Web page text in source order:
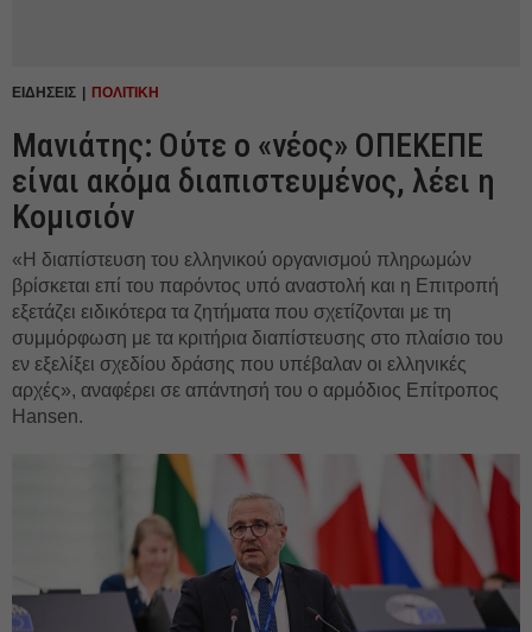
ΕΙΔΗΣΕΙΣ ΠΟΛΙΤΙΚΗ
Μανιάτης: Ούτε ο «νέος» ΟΠΕΚΕΠΕ
είναι ακόμα διαπιστευμένος, λέει η
Κομισιόν
«Η διαπίστευση του ελληνικού οργανισμού πληρωμών
βρίσκεται επί του παρόντος υπό αναστολή και η Επιτροπή
εξετάζει ειδικότερα τα ζητήματα που σχετίζονται με τη
συμμόρφωση με τα κριτήρια διαπίστευσης στο πλαίσιο του
εν εξελίξει σχεδίου δράσης που υπέβαλαν οι ελληνικές
αρχές», αναφέρει σε απάντησή του ο αρμόδιος Επίτροπος
Hansen.